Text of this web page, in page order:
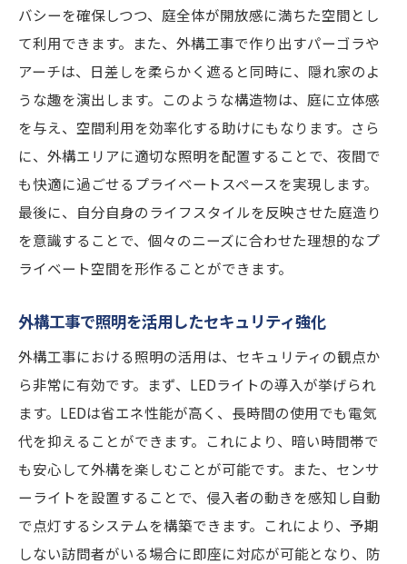
バシーを確保しつつ、庭全体が開放感に満ちた空間とし
て利用できます。また、外構工事で作り出すパーゴラや
アーチは、日差しを柔らかく遮ると同時に、隠れ家のよ
うな趣を演出します。このような構造物は、庭に立体感
を与え、空間利用を効率化する助けにもなります。さら
に、外構エリアに適切な照明を配置することで、夜間で
も快適に過ごせるプライベートスペースを実現します。
最後に、自分自身のライフスタイルを反映させた庭造り
を意識することで、個々のニーズに合わせた理想的なプ
ライベート空間を形作ることができます。
外構工事で照明を活用したセキュリティ強化
外構工事における照明の活用は、セキュリティの観点か
ら非常に有効です。まず、LEDライトの導入が挙げられ
ます。LEDは省エネ性能が高く、長時間の使用でも電気
代を抑えることができます。これにより、暗い時間帯で
も安心して外構を楽しむことが可能です。また、センサ
ーライトを設置することで、侵入者の動きを感知し自動
で点灯するシステムを構築できます。これにより、予期
しない訪問者がいる場合に即座に対応が可能となり、防